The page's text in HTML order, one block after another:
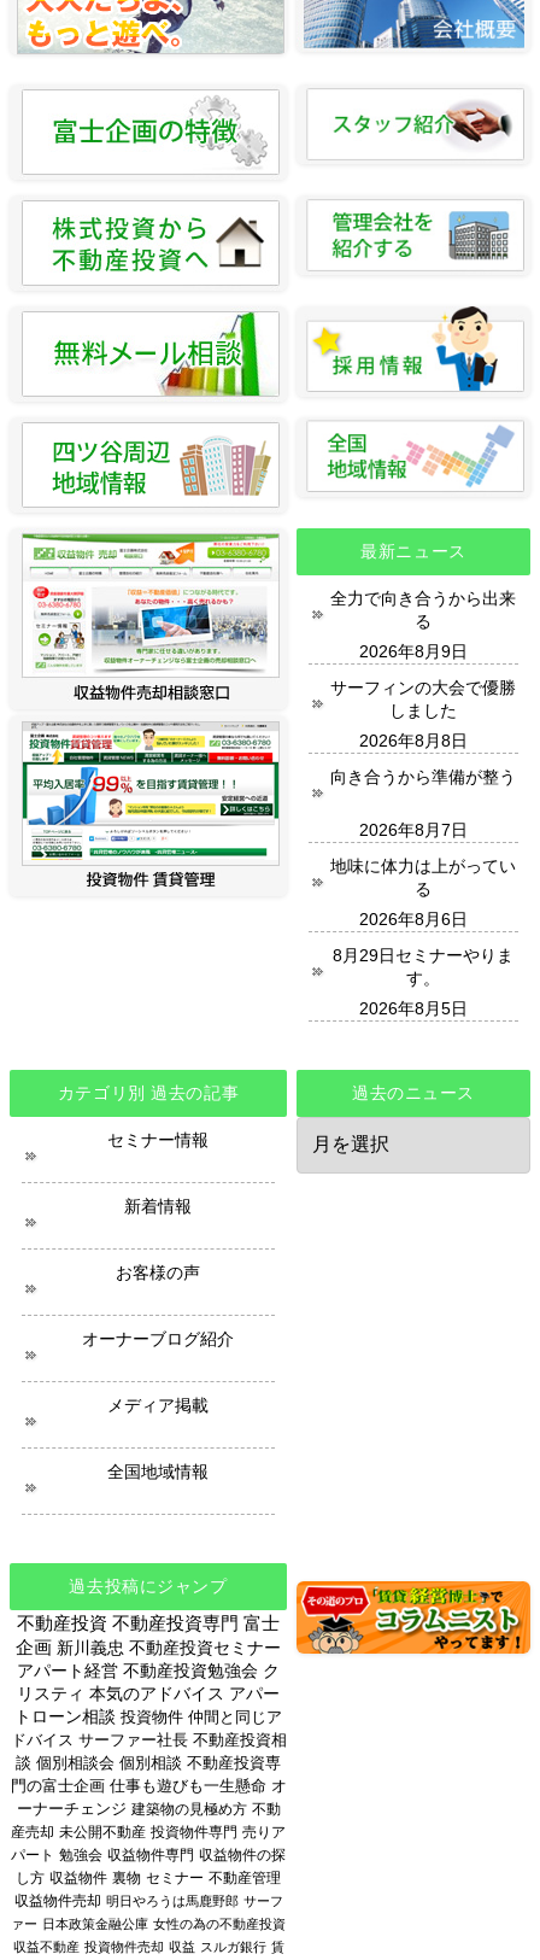
最新ニュース
全力で向き合うから出来
る
2026年8月9日
サーフィンの大会で優勝
しました
2026年8月8日
向き合うから準備が整う
2026年8月7日
地味に体力は上がってい
る
2026年8月6日
8月29日セミナーやりま
す。
2026年8月5日
カテゴリ別 過去の記事
セミナー情報
新着情報
お客様の声
オーナーブログ紹介
メディア掲載
全国地域情報
過去のニュース
過
の
過去投稿にジャンプ
不動産投資 不動産投資専門 富士
企画 新川義忠 不動産投資セミナー
アパート経営 不動産投資勉強会 ク
リスティ 本気のアドバイス アパー
トローン相談 投資物件 仲間と同じア
ドバイス サーファー社長 不動産投資相
談 個別相談会 個別相談 不動産投資専
門の富士企画 仕事も遊びも一生懸命 オ
ーナーチェンジ 建築物の見極め方 不動
産売却 未公開不動産 投資物件専門 売りア
パート 勉強会 収益物件専門 収益物件の探
し方 収益物件 裏物 セミナー 不動産管理
収益物件売却 明日やろうは馬鹿野郎 サーフ
ァー 日本政策金融公庫 女性の為の不動産投資
収益不動産 投資物件売却 収益 スルガ銀行 賃